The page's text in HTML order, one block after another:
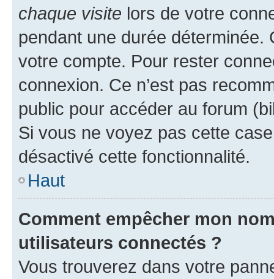
chaque visite lors de votre
pendant une durée déterminée.
votre compte. Pour rester
connexion. Ce n’est pas
public pour accéder au forum
Si vous ne voyez pas cette
désactivé cette fonctionnalité.
Haut
Comment empêcher mon
utilisateurs connectés ?
Vous trouverez dans votre